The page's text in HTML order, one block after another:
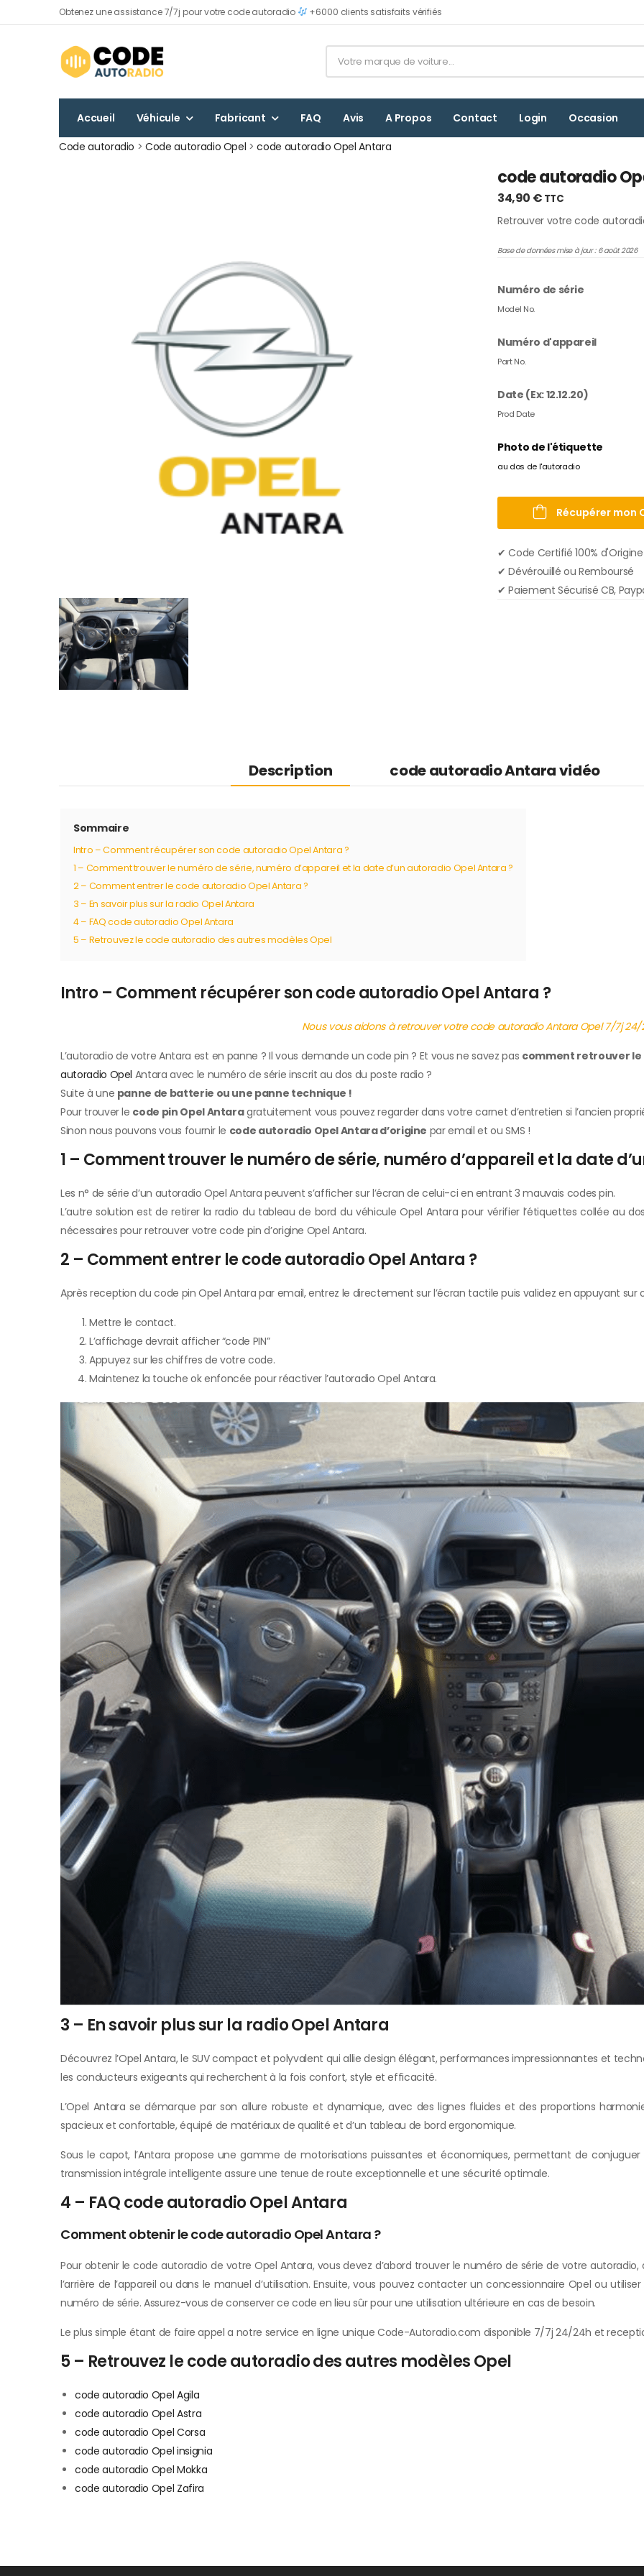
Obtenez une assistance 7/7j pour votre code autoradio +6000 clients satisfaits vérifiés
Accueil Véhicule Fabricant FAQ Avis A Propos Contact Login
Occasion
Code autoradio >Code autoradio Opel >code autoradio Opel Antara
code autoradio
34,90 € TTC
Retrouver votre code
Base de données mise à jour : 6 août 2026
Numéro de série
Model No.
Numéro d'appareil
Part No.
Date (Ex: 12.12.20)
Prod Date
Photo de l'étiquette
au dos de l'autoradio
Récupérer mon
✔︎ Code Certifié 100% d'Origine
✔︎ Dévérouillé ou Remboursé
✔︎ Paiement Sécurisé CB,
Description code autoradio Antara vidéo
Sommaire
Intro – Comment récupérer son code autoradio Opel Antara ?
1 – Comment trouver le numéro de série, numéro d’appareil et la date d’un autoradio Opel Antara ?
2 – Comment entrer le code autoradio Opel Antara ?
3 – En savoir plus sur la radio Opel Antara
4 – FAQ code autoradio Opel Antara
5 – Retrouvez le code autoradio des autres modèles Opel
Intro – Comment récupérer son code autoradio Opel Antara ?
Nous vous aidons à retrouver votre code autoradio Antara Opel 7/7j 24/
L’autoradio de votre Antara est en panne ? Il vous demande un code pin ? Et vous ne savez pas comment retrouver
autoradio Opel Antara avec le numéro de série inscrit au dos du poste radio ?
Suite à une panne de batterie ou une panne technique !
Pour trouver le code pin Opel Antaragratuitement vous pouvez regarder dans votre carnet d’entretien si l’ancien
Sinon nous pouvons vous fournir le code autoradio Opel Antara d’origine par email et ou SMS !
1 – Comment trouver le numéro de série, numéro d’appareil et la date
Les n° de série d’un autoradio Opel Antara peuvent s’afficher sur l’écran de celui-ci en entrant 3 mauvais codes pin.
L’autre solution est de retirer la radio du tableau de bord du véhicule Opel Antara pour vérifier l’étiquettes collée au
nécessaires pour retrouver votre code pin d’origine Opel Antara.
2 – Comment entrer le code autoradio Opel Antara ?
Après reception du code pin Opel Antara par email, entrez le directement sur l’écran tactile puis validez en appuyant sur
Mettre le contact.
L’affichage devrait afficher “code PIN”
Appuyez sur les chiffres de votre code.
Maintenez la touche ok enfoncée pour réactiver l’autoradio Opel Antara.
3 – En savoir plus sur la radio Opel Antara
Découvrez l’Opel Antara, le SUV compact et polyvalent qui allie design élégant, performances impressionnantes et
les conducteurs exigeants qui recherchent à la fois confort, style et efficacité.
L’Opel Antara se démarque par son allure robuste et dynamique, avec des lignes fluides et des proportions
spacieux et confortable, équipé de matériaux de qualité et d’un tableau de bord ergonomique.
Sous le capot, l’Antara propose une gamme de motorisations puissantes et économiques, permettant de
transmission intégrale intelligente assure une tenue de route exceptionnelle et une sécurité optimale.
4 – FAQ code autoradio Opel Antara
Comment obtenir le code autoradio Opel Antara ?
Pour obtenir le code autoradio de votre Opel Antara, vous devez d’abord trouver le numéro de série de votre
l’arrière de l’appareil ou dans le manuel d’utilisation. Ensuite, vous pouvez contacter un concessionnaire Opel ou
numéro de série. Assurez-vous de conserver ce code en lieu sûr pour une utilisation ultérieure en cas de besoin.
Le plus simple étant de faire appel a notre service en ligne unique Code-Autoradio.com disponible 7/7j 24/24h et
5 – Retrouvez le code autoradio des autres modèles Opel
code autoradio Opel Agila
code autoradio Opel Astra
code autoradio Opel Corsa
code autoradio Opel insignia
code autoradio Opel Mokka
code autoradio Opel Zafira